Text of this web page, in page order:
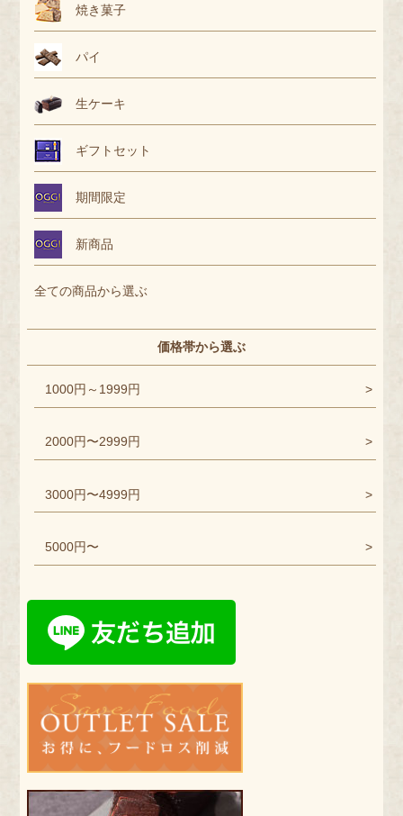
焼き菓子
パイ
生ケーキ
ギフトセット
期間限定
新商品
全ての商品から選ぶ
価格帯から選ぶ
1000円～1999円
2000円〜2999円
3000円〜4999円
5000円〜